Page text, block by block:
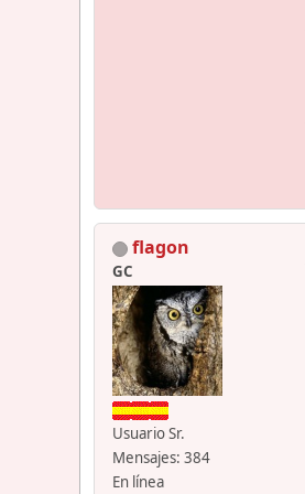
flagon
GC
Usuario Sr.
Mensajes: 384
En línea